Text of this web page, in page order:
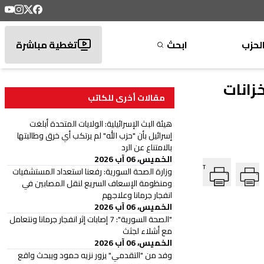
الحزب ابحث تغطية مباشرة
T
مقالات أخرى للكاتب
هيئة البث الإسرائيلية: الولايات المتحدة أبلغت
إسرائيل بأن "حزب الله" لم يرتكب أي خرق وطالبتها
بالامتناع عن الرد
الخميس، 06 آب 2026
وزارة الصحة السورية: رفعنا استعداد المستشفيات
ومنظومة الإسعاف السريع لنقل المصابين في
انفجار جرمانا وعلاجهم
الخميس، 06 آب 2026
"الصحة السورية": 7 إصابات إثر انفجار جرمانا ونتعامل
مع أشلاء لجثث
الخميس، 06 آب 2026
وفد من "التقدمي" يزور نزيه حمود ويبحث واقع